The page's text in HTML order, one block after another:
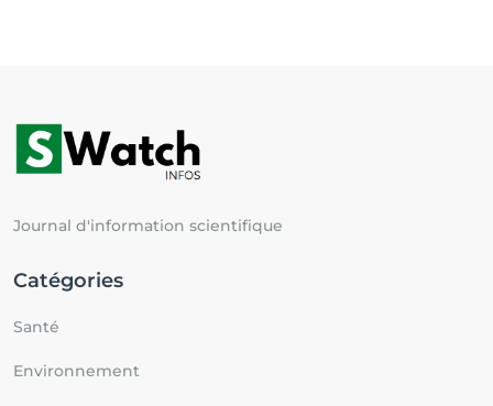
Journal d'information scientifique
Catégories
Santé
Environnement